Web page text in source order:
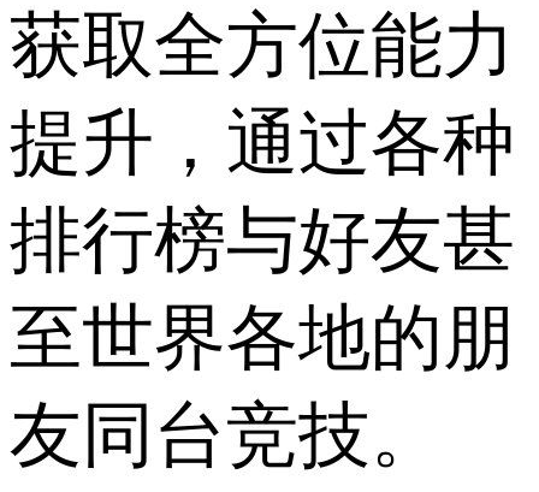
获取全方位能力
提升，通过各种
排行榜与好友甚
至世界各地的朋
友同台竞技。